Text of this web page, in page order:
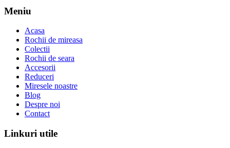
Meniu
Acasa
Rochii de mireasa
Colectii
Rochii de seara
Accesorii
Reduceri
Miresele noastre
Blog
Despre noi
Contact
Linkuri utile